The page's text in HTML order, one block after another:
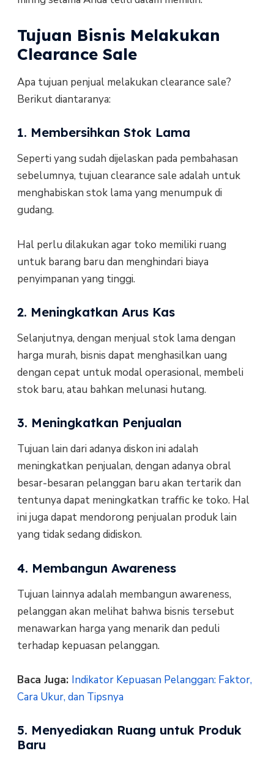
Tujuan Bisnis Melakukan
Clearance Sale
Apa tujuan penjual melakukan clearance sale?
Berikut diantaranya:
1. Membersihkan Stok Lama
Seperti yang sudah dijelaskan pada pembahasan
sebelumnya, tujuan clearance sale adalah untuk
menghabiskan stok lama yang menumpuk di
gudang.
Hal perlu dilakukan agar toko memiliki ruang
untuk barang baru dan menghindari biaya
penyimpanan yang tinggi.
2. Meningkatkan Arus Kas
Selanjutnya, dengan menjual stok lama dengan
harga murah, bisnis dapat menghasilkan uang
dengan cepat untuk modal operasional, membeli
stok baru, atau bahkan melunasi hutang.
3. Meningkatkan Penjualan
Tujuan lain dari adanya diskon ini adalah
meningkatkan penjualan, dengan adanya obral
besar-besaran pelanggan baru akan tertarik dan
tentunya dapat meningkatkan traffic ke toko. Hal
ini juga dapat mendorong penjualan produk lain
yang tidak sedang didiskon.
4. Membangun Awareness
Tujuan lainnya adalah membangun awareness,
pelanggan akan melihat bahwa bisnis tersebut
menawarkan harga yang menarik dan peduli
terhadap kepuasan pelanggan.
Baca Juga: Indikator Kepuasan Pelanggan: Faktor,
Cara Ukur, dan Tipsnya
5. Menyediakan Ruang untuk Produk
Baru